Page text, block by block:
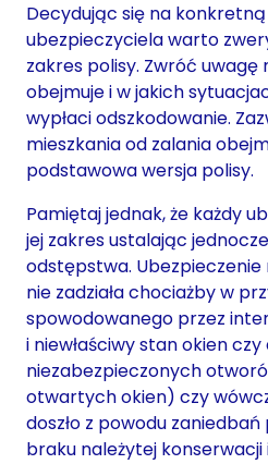
Decydując się na
ubezpieczyciela warto
zakres polisy. Zwróć uwagę
obejmuje i w jakich
wypłaci odszkodowanie.
mieszkania od zalania
podstawowa wersja polisy.
Pamiętaj jednak, że każdy
jej zakres ustalając
odstępstwa. Ubezpieczenie
nie zadziała chociażby w
spowodowanego przez
i niewłaściwy stan okien
niezabezpieczonych
otwartych okien) czy
doszło z powodu
braku należytej